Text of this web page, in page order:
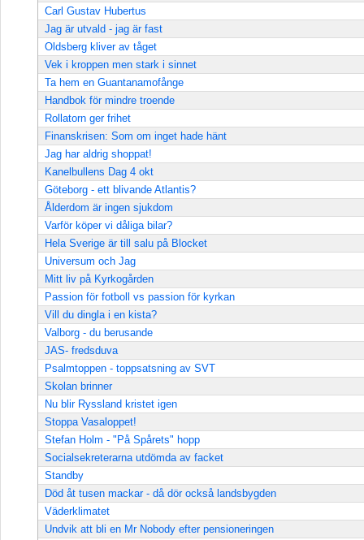
Carl Gustav Hubertus
Jag är utvald - jag är fast
Oldsberg kliver av tåget
Vek i kroppen men stark i sinnet
Ta hem en Guantanamofånge
Handbok för mindre troende
Rollatorn ger frihet
Finanskrisen: Som om inget hade hänt
Jag har aldrig shoppat!
Kanelbullens Dag 4 okt
Göteborg - ett blivande Atlantis?
Ålderdom är ingen sjukdom
Varför köper vi dåliga bilar?
Hela Sverige är till salu på Blocket
Universum och Jag
Mitt liv på Kyrkogården
Passion för fotboll vs passion för kyrkan
Vill du dingla i en kista?
Valborg - du berusande
JAS- fredsduva
Psalmtoppen - toppsatsning av SVT
Skolan brinner
Nu blir Ryssland kristet igen
Stoppa Vasaloppet!
Stefan Holm - "På Spårets" hopp
Socialsekreterarna utdömda av facket
Standby
Död åt tusen mackar - då dör också landsbygden
Väderklimatet
Undvik att bli en Mr Nobody efter pensioneringen